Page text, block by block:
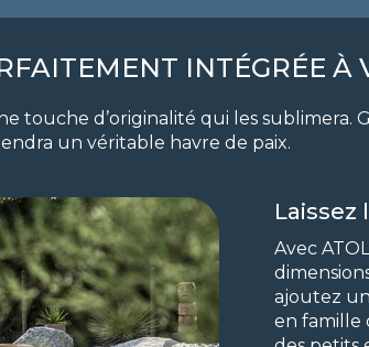
INTÉGRÉE
touche d’originalité qui les
un véritable havre de paix.
Laissez
Avec
ajoutez
en famille